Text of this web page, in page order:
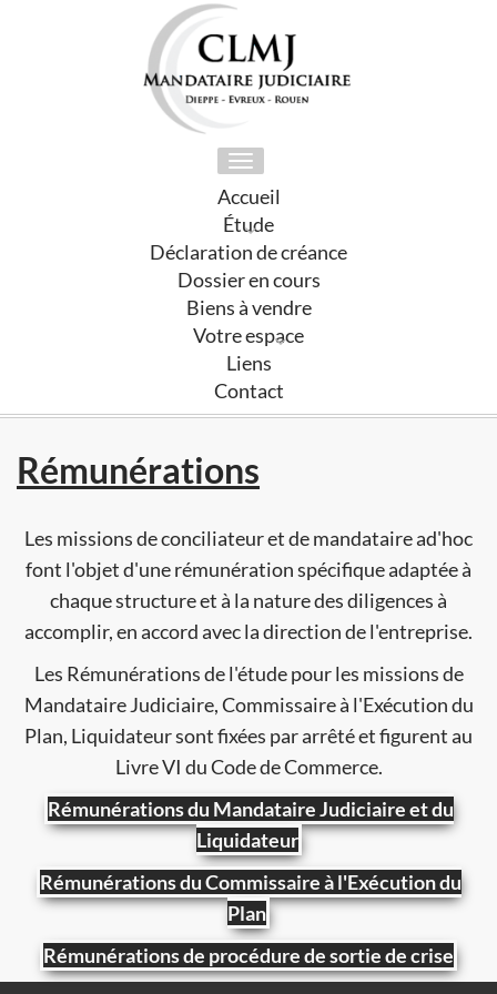
Toggle
navigation
Accueil
Étude
Déclaration de créance
Dossier en cours
Biens à vendre
Votre espace
Liens
Contact
Rémunérations
Les missions de conciliateur et de mandataire ad'hoc
font l'objet d'une rémunération spécifique adaptée à
chaque structure et à la nature des diligences à
accomplir, en accord avec la direction de l'entreprise.
Les Rémunérations de l'étude pour les missions de
Mandataire Judiciaire, Commissaire à l'Exécution du
Plan, Liquidateur sont fixées par arrêté et figurent au
Livre VI du Code de Commerce.
Rémunérations du Mandataire Judiciaire et du
Liquidateur
Rémunérations du Commissaire à l'Exécution du
Plan
Rémunérations de procédure de sortie de crise